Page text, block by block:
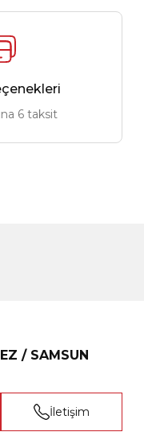
6 taksit
/ SAMSUN
İletişim